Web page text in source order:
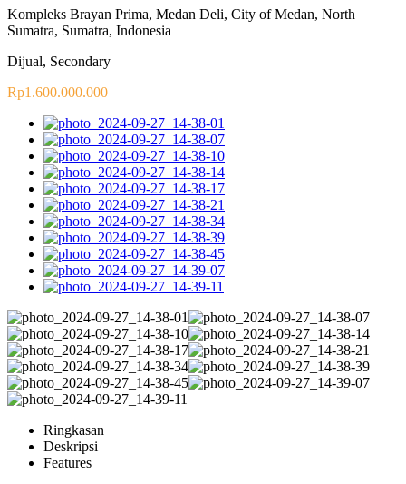
Kompleks Brayan Prima, Medan Deli, City of Medan, North
Sumatra, Sumatra, Indonesia
Dijual, Secondary
Rp1.600.000.000
Ringkasan
Deskripsi
Features